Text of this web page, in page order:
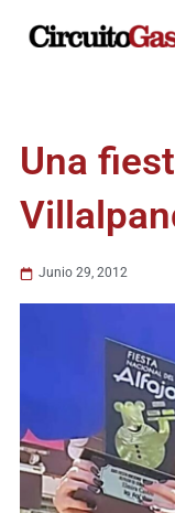
Una
Junio 29, 2012